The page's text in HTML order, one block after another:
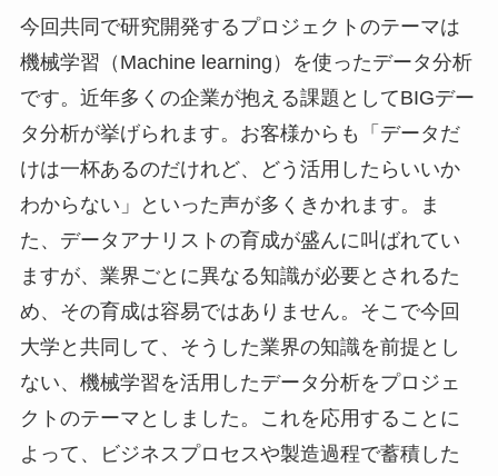
今回共同で研究開発するプロジェクトのテーマは
機械学習（Machine learning）を使ったデータ分析
です。近年多くの企業が抱える課題としてBIGデー
タ分析が挙げられます。お客様からも「データだ
けは一杯あるのだけれど、どう活用したらいいか
わからない」といった声が多くきかれます。ま
た、データアナリストの育成が盛んに叫ばれてい
ますが、業界ごとに異なる知識が必要とされるた
め、その育成は容易ではありません。そこで今回
大学と共同して、そうした業界の知識を前提とし
ない、機械学習を活用したデータ分析をプロジェ
クトのテーマとしました。これを応用することに
よって、ビジネスプロセスや製造過程で蓄積した